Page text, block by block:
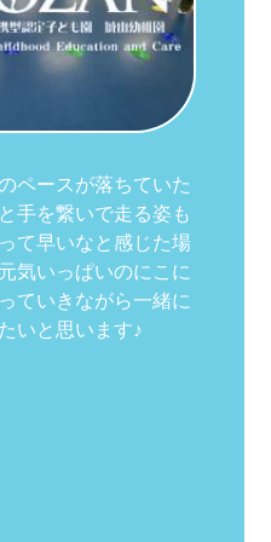
ペースが落ちていた
手を繋いで走る姿も
て早いなと感じた場
気いっぱいのにこに
ていきながら一緒に
いと思います♪